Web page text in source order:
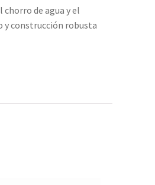
de agua y el
y construcción robusta